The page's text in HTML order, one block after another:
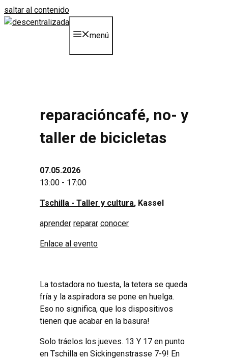
saltar al contenido
menú
reparacióncafé, no- y
taller de bicicletas
07.05.2026
13:00 - 17:00
Tschilla - Taller y cultura, Kassel
aprender reparar conocer
Enlace al evento
La tostadora no tuesta, la tetera se queda
fría y la aspiradora se pone en huelga.
Eso no significa, que los dispositivos
tienen que acabar en la basura!
Solo tráelos los jueves. 13 Y 17 en punto
en Tschilla en Sickingenstrasse 7-9! En